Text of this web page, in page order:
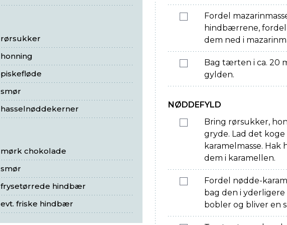
rørsukker
honning
piskefløde
smør
hasselnøddekerner
mørk chokolade
smør
frysetørrede hindbær
evt. friske hindbær
Fordel
hindbærrene,
dem ned i
Bag tærten i ca. 20
gylden.
NØDDEFYLD
Bring rørsukker,
gryde. Lad det
karamelmasse.
dem i karamellen.
Fordel nødde-
bag den i
bobler og bliver en